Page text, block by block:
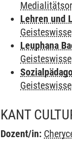
Lehren und
Leuphana
KANT
Dozent/in: